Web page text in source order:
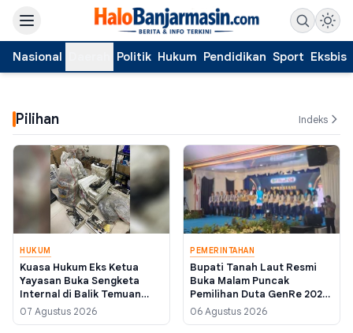
Nasional Politik Hukum Pendidikan Sport Eksbis
Pilihan Indeks
HUKUM
Kuasa Hukum Eks Ketua
Yayasan Buka Sengketa
Internal di Balik Temuan
Ratusan Senjata di Sekolah
Jaksel
07 Agustus 2026
PEMERINTAHAN
Bupati Tanah Laut Resmi
Buka Malam Puncak
Pemilihan Duta GenRe 2026,
Tekankan Konten Positif di
Media Sosial
06 Agustus 2026